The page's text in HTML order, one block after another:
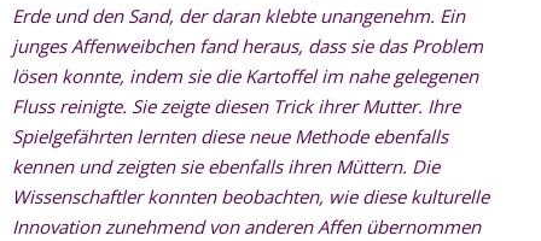
Erde und den Sand, der daran klebte unangenehm. Ein
junges Affenweibchen fand heraus, dass sie das Problem
lösen konnte, indem sie die Kartoffel im nahe gelegenen
Fluss reinigte. Sie zeigte diesen Trick ihrer Mutter. Ihre
Spielgefährten lernten diese neue Methode ebenfalls
kennen und zeigten sie ebenfalls ihren Müttern. Die
Wissenschaftler konnten beobachten, wie diese kulturelle
Innovation zunehmend von anderen Affen übernommen